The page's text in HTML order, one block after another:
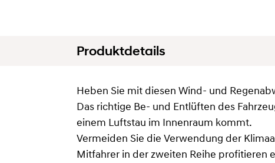
Produktdetails
Heben Sie mit diesen Wind- und
Das richtige Be- und Entlüften des
einem Luftstau im Innenraum kommt.
Vermeiden Sie die Verwendung der
Mitfahrer in der zweiten Reihe profitieren